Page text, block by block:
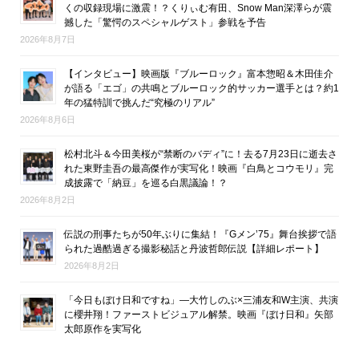
くの収録現場に激震！？くりぃむ有田、Snow Man深澤らが震
撼した「驚愕のスペシャルゲスト」参戦を予告
2026年8月7日
【インタビュー】映画版『ブルーロック』富本惣昭＆木田佳介
が語る「エゴ」の共鳴とブルーロック的サッカー選手とは？約1
年の猛特訓で挑んだ“究極のリアル”
2026年8月6日
松村北斗＆今田美桜が“禁断のバディ”に！去る7月23日に逝去さ
れた東野圭吾の最高傑作が実写化！映画『白鳥とコウモリ』完
成披露で「納豆」を巡る白黒議論！？
2026年8月2日
伝説の刑事たちが50年ぶりに集結！『Gメン’75』舞台挨拶で語
られた過酷過ぎる撮影秘話と丹波哲郎伝説【詳細レポート】
2026年8月2日
「今日もぼけ日和ですね」―大竹しのぶ×三浦友和W主演、共演
に櫻井翔！ファーストビジュアル解禁。映画『ぼけ日和』矢部
太郎原作を実写化